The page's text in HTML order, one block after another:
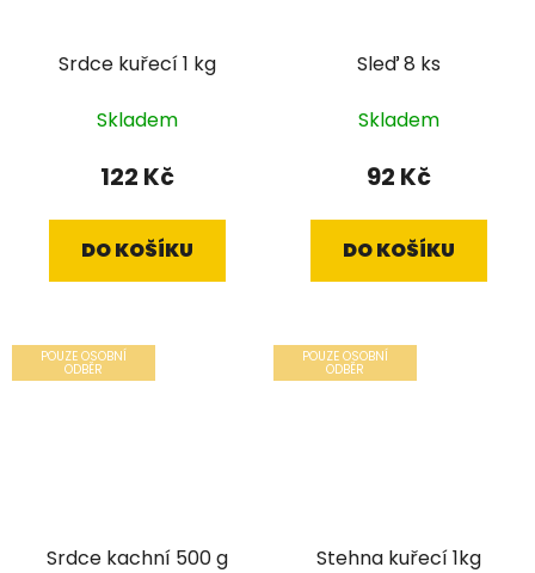
Srdce kuřecí 1 kg
Skladem
122 Kč
DO KOŠÍKU
Sleď 8 ks
Skladem
92 Kč
DO KOŠÍKU
POUZE OSOBNÍ
ODBĚR
Srdce kachní 500 g
POUZE OSOBNÍ
ODBĚR
Stehna kuřecí 1kg